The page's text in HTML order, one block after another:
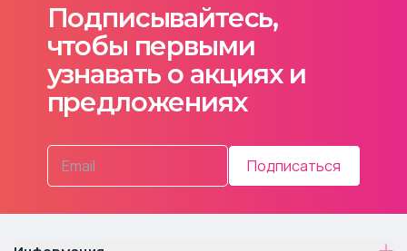
Подписывайтесь,
чтобы первыми
узнавать о акциях и
предложениях
Подписаться